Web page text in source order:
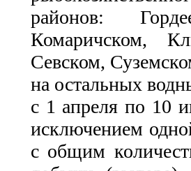
районов:
Комаричском,
Севском,
на остальных
с 1 апреля по 10
исключением
с общим